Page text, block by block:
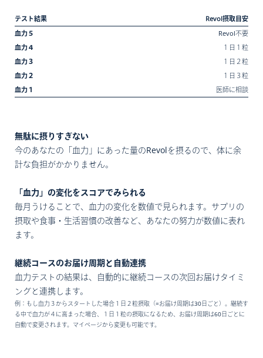
テスト結果
Revol摂取目安
血力５
Revol不要
血力４
１日１粒
血力３
１日２粒
血力２
１日３粒
血力１
医師に相談
無駄に摂りすぎない
今のあなたの「血力」にあった量のRevolを摂るので、体に余
計な負担がかかりません。
「血力」の変化をスコアでみられる
毎月うけることで、血力の変化を数値で見られます。サプリの
摂取や食事・生活習慣の改善など、あなたの努力が数値に表れ
ます。
継続コースのお届け周期と自動連携
血力テストの結果は、自動的に継続コースの次回お届けタイミ
ングと連携します。
例：もし血力３からスタートした場合１日２粒摂取（=お届け周期は30日ごと）。継続す
る中で血力が４に高まった場合、１日１粒の摂取になるため、お届け周期は60日ごとに
自動で変更されます。マイページから変更も可能です。